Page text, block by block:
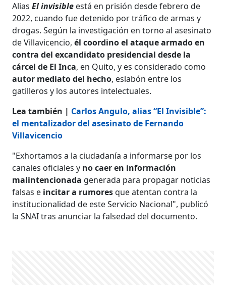
Alias El invisible está en prisión desde febrero de
2022, cuando fue detenido por tráfico de armas y
drogas. Según la investigación en torno al asesinato
de Villavicencio, él coordino el ataque armado en
contra del excandidato presidencial desde la
cárcel de El Inca, en Quito, y es considerado como
autor mediato del hecho, eslabón entre los
gatilleros y los autores intelectuales.
Lea también | Carlos Angulo, alias “El Invisible”:
el mentalizador del asesinato de Fernando
Villavicencio
"Exhortamos a la ciudadanía a informarse por los
canales oficiales y no caer en información
malintencionada generada para propagar noticias
falsas e incitar a rumoresque atentan contra la
institucionalidad de este Servicio Nacional", publicó
la SNAI tras anunciar la falsedad del documento.